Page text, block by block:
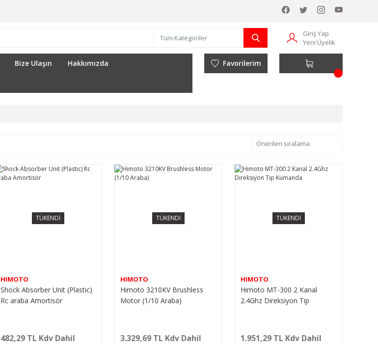
Giriş Yap
Yeni Üyelik
Bize Ulaşın Hakkımızda Favorilerim
TÜKENDİ
HIMOTO
Shock Absorber Unit (Plastic)
Rc araba Amortisör
482,29 TL Kdv Dahil
TÜKENDİ
HIMOTO
Himoto 3210KV Brushless
Motor (1/10 Araba)
3.329,69 TL Kdv Dahil
TÜKENDİ
HIMOTO
Himoto MT-300 2 Kanal
2.4Ghz Direksiyon Tip
1.951,29 TL Kdv Dahil